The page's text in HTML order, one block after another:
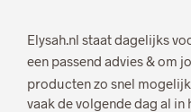
Elysah.nl staat dagelijks
een passend advies & om
producten zo snel
vaak de volgende dag al in